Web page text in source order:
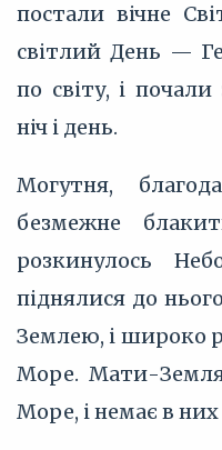
постали вічне
світлий День —
по світу, і
ніч і день.
Могутня,
безмежне
розкинулось
піднялися до
Землею, і широко
Море. Мати-
Море, і немає в них